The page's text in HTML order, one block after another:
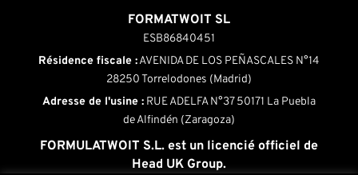
FORMATWOIT SL
ESB86840451
Résidence fiscale :AVENIDA DE LOS PEÑASCALES N°14
28250 Torrelodones (Madrid)
Adresse de l'usine :RUE ADELFA N°37 50171 La Puebla
de Alfindén (Zaragoza)
FORMULATWOIT S.L. est un licencié officiel de
Head UK Group.